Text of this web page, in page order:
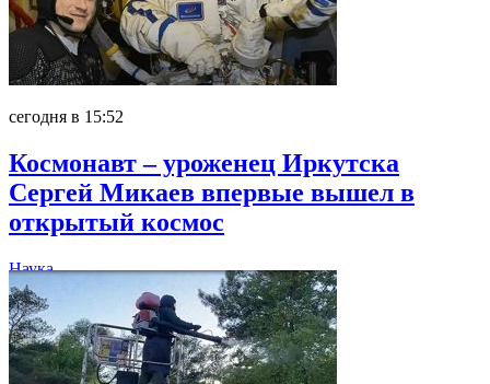
сегодня в 15:52
Космонавт – уроженец Иркутска
Сергей Микаев впервые вышел в
открытый космос
Наука